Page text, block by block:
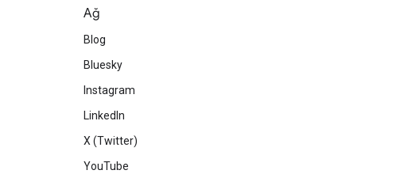
Ağ
Blog
Bluesky
Instagram
LinkedIn
X (Twitter)
YouTube